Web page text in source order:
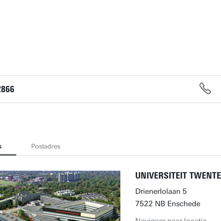
Postadres
UNIVERSITEIT TWENTE
Drienerlolaan 5
7522 NB Enschede